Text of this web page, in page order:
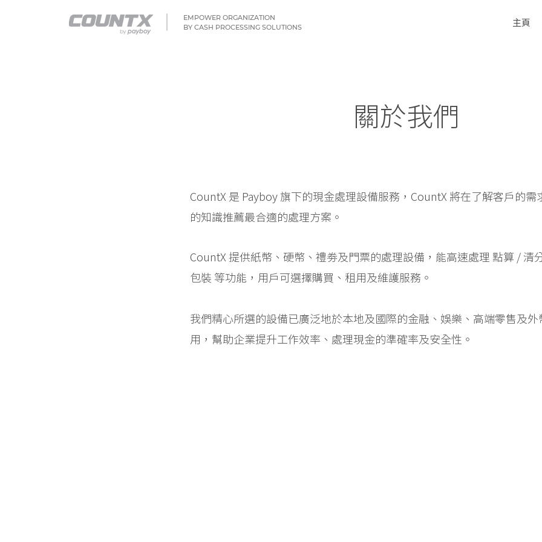
EMPOWER ORGANIZATION
BY CASH PROCESSING SOLUTIONS
主頁
關於我們
CountX 是 Payboy 旗下的現金處理設備服務，CountX 將在了解客戶的需
的知識推薦最合適的處理方案。
CountX 提供紙幣、硬幣、禮劵及門票的處理設備，能高速處理 點算 / 清
包裝 等功能，用戶可選擇購買、租用及維護服務。
我們精心所選的設備已廣泛地於本地及國際的金融、娛樂、高端零售及
用，幫助企業提升工作效率、處理現金的準確率及安全性。